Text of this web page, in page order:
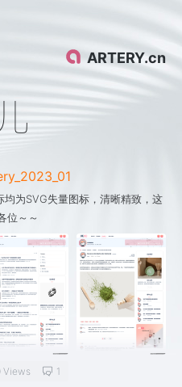
ARTERY.cn
均为SVG失量图标，清晰精致，这
位～～
Views 1